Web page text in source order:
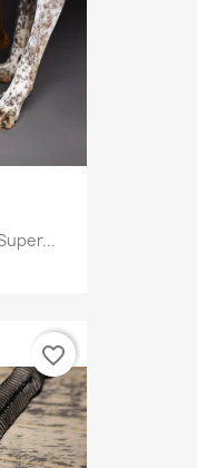
favorite_border